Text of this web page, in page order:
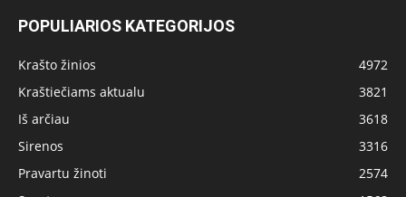
POPULIARIOS KATEGORIJOS
Krašto žinios
4972
Kraštiečiams aktualu
3821
Iš arčiau
3618
Sirenos
3316
Pravartu žinoti
2574